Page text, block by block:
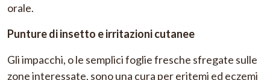
orale.
Punture di insetto e irritazioni cutanee
Gli impacchi, o le semplici foglie fresche sfregate sulle
zone interessate, sono una cura per eritemi ed eczemi